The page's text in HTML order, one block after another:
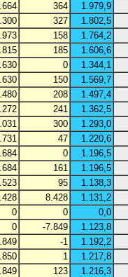
364
1.979,9
327
1.802,5
158
1.764,2
185
1.606,6
0
1.344,1
150
1.569,7
208
1.497,4
241
1.362,5
300
1.293,0
47
1.220,6
0
1.196,5
161
1.196,5
95
1.138,3
8.428
1.131,2
0 0
0,0
0 -7.849
1.123,8
-1
1.192,2
1
1.217,8
123
1.216,3